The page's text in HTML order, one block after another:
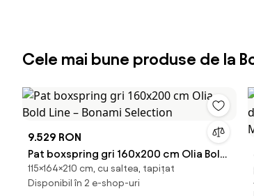
Cele mai bune produse de la
9.529 RON
Pat boxspring gri 160x200 cm Olia Bold
Line – Bonami Selection
115×164×210 cm, cu saltea, tapițat
Disponibil în 2 e-shop-uri